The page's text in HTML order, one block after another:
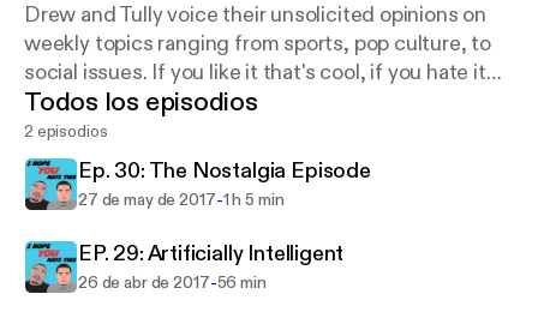
Drew and Tully voice their unsolicited opinions on
weekly topics ranging from sports, pop culture, to
social issues. If you like it that's cool, if you hate it
that's even better.
Todos los episodios
2 episodios
Ep. 30: The Nostalgia Episode
27 de may de 2017-1 h 5 min
EP. 29: Artificially Intelligent
26 de abr de 2017-56 min